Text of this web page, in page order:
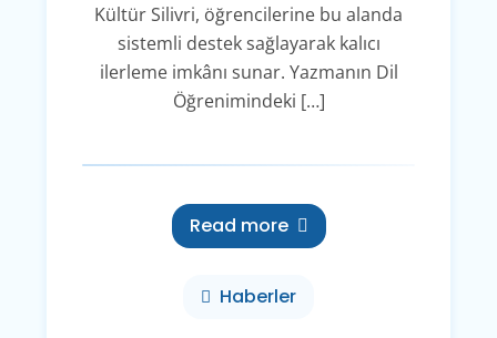
Kültür Silivri, öğrencilerine bu alanda
sistemli destek sağlayarak kalıcı
ilerleme imkânı sunar. Yazmanın Dil
Öğrenimindeki […]
Read more
Haberler